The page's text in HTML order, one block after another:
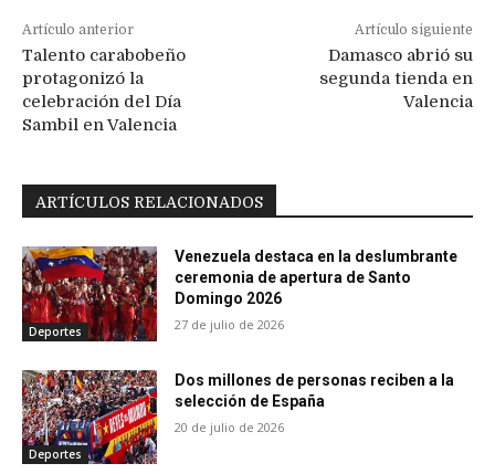
Artículo anterior
Talento carabobeño
protagonizó la
celebración del Día
Sambil en Valencia
Artículo siguiente
Damasco abrió su
segunda tienda en
Valencia
ARTÍCULOS RELACIONADOS
Deportes
Venezuela destaca en la deslumbrante
ceremonia de apertura de Santo
Domingo 2026
27 de julio de 2026
Deportes
Dos millones de personas reciben a la
selección de España
20 de julio de 2026